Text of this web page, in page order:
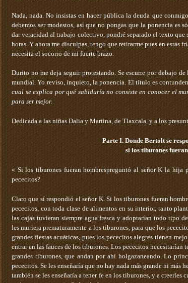
Nada, nada. No insistas en hacer pública la deuda que
debemos ser modestos, así que no pongas que la ponencia es
dar veracidad al trabajo colectivo, pondré separado el texto que
horas. Y ahora me disculpas, tengo que retirarme pues en estas
necesita el socorro de mi fuerte brazo.
Durito no me deja seguir protestando. Se escurre por debajo
mundial. Yo reviso, inquieto, la ponencia. El título es
cual se explica por qué sabiduría no consiste en conocer el
para ser mejor.
Dedicada a las niñas Dalia y Martina, de Tlaxcala, y a los
Parte I. Donde Bertolt se
si los tiburones
«­ Si los tiburones fueran hombres­preguntó al señor K la hija
pececitos?
Claro que sí ­respondió el señor K­. Si los tiburones fueran
pececitos, con toda clase de alimentos en su interior, tanto
las cajas tuvieran siempre agua fresca y adoptarían todo tipo
les muriera prematuramente a los tiburones, para que los
grandes fiestas acuáticas, pues los pececitos alegres tienen
entrar en las fauces de los tiburones. Los pececitos
grandes tiburones, que andan por ahí holgazaneando. Lo
pececitos. Se les enseñaría que no hay nada más grande ni más
también se les enseñaría a tener fe en los tiburones, y a